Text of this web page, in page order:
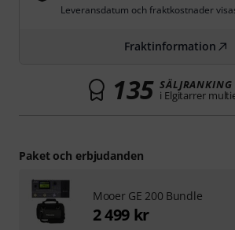
Leveransdatum och fraktkostnader
Fraktinformation
135 SÄLJRANKING
i Elgitarrer
Paket och erbjudanden
Mooer GE 200 Bundle
2 499 kr